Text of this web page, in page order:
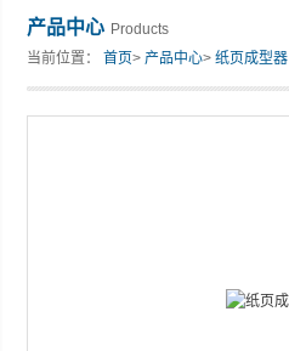
产品中心 Products
当前位置：首页>产品中心>纸页成型器